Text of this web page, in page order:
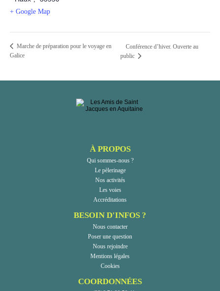
+ Google Map
Marche de préparation pour le voyage en
Galice
Conférence d’hiver. Ouverte au
public
À PROPOS
Qui sommes-nous ?
Le pèlerinage
Nos activités
Les voies
Accréditations
BESOIN D'INFOS ?
Nous contacter
Poser une question
Nous rejoindre
Mentions légales
Cookies
COORDONNÉES